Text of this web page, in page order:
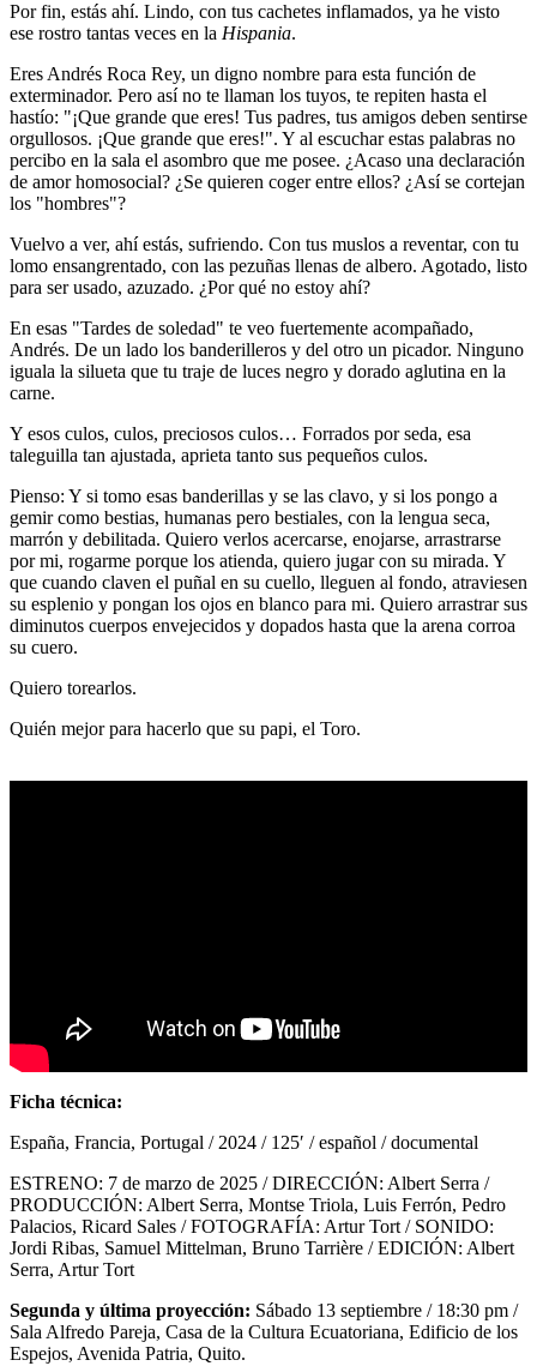
Por fin, estás ahí. Lindo, con tus cachetes inflamados, ya he visto
ese rostro tantas veces en la Hispania.
Eres Andrés Roca Rey, un digno nombre para esta función de
exterminador. Pero así no te llaman los tuyos, te repiten hasta el
hastío: "¡Que grande que eres! Tus padres, tus amigos deben sentirse
orgullosos. ¡Que grande que eres!". Y al escuchar estas palabras no
percibo en la sala el asombro que me posee. ¿Acaso una declaración
de amor homosocial? ¿Se quieren coger entre ellos? ¿Así se cortejan
los "hombres"?
Vuelvo a ver, ahí estás, sufriendo. Con tus muslos a reventar, con tu
lomo ensangrentado, con las pezuñas llenas de albero. Agotado, listo
para ser usado, azuzado. ¿Por qué no estoy ahí?
En esas "Tardes de soledad" te veo fuertemente acompañado,
Andrés. De un lado los banderilleros y del otro un picador. Ninguno
iguala la silueta que tu traje de luces negro y dorado aglutina en la
carne.
Y esos culos, culos, preciosos culos… Forrados por seda, esa
taleguilla tan ajustada, aprieta tanto sus pequeños culos.
Pienso: Y si tomo esas banderillas y se las clavo, y si los pongo a
gemir como bestias, humanas pero bestiales, con la lengua seca,
marrón y debilitada. Quiero verlos acercarse, enojarse, arrastrarse
por mi, rogarme porque los atienda, quiero jugar con su mirada. Y
que cuando claven el puñal en su cuello, lleguen al fondo, atraviesen
su esplenio y pongan los ojos en blanco para mi. Quiero arrastrar sus
diminutos cuerpos envejecidos y dopados hasta que la arena corroa
su cuero.
Quiero torearlos.
Quién mejor para hacerlo que su papi, el Toro.
Ficha técnica:
España, Francia, Portugal / 2024 / 125′ / español / documental
ESTRENO: 7 de marzo de 2025 / DIRECCIÓN: Albert Serra /
PRODUCCIÓN: Albert Serra, Montse Triola, Luis Ferrón, Pedro
Palacios, Ricard Sales / FOTOGRAFÍA: Artur Tort / SONIDO:
Jordi Ribas, Samuel Mittelman, Bruno Tarrière / EDICIÓN: Albert
Serra, Artur Tort
Segunda y última proyección: Sábado 13 septiembre / 18:30 pm /
Sala Alfredo Pareja, Casa de la Cultura Ecuatoriana, Edificio de los
Espejos, Avenida Patria, Quito.